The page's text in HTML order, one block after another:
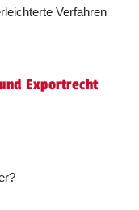
Verfahren
Exportrecht